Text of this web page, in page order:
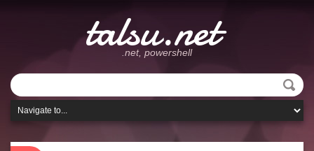
talsu.net
.net, powershell